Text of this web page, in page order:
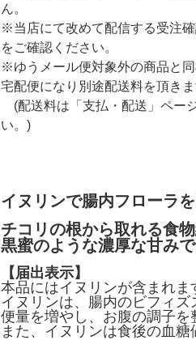
ん。
※当店にて改めて配信する受注
をご確認ください。
※ゆうメール便対象外の商品と同
宅配便になり別途配送料を頂きま
(配送料は「支払・配送」ペー
い。)
イヌリンで腸内フローラ
チコリの根から取れる食
黒蜜のような濃厚な甘み
【届出表示】
本品にはイヌリンが含まれま
イヌリンは、腸内のビフィ
便量を増やし、お腹の調子を
また、イヌリンは食後の血